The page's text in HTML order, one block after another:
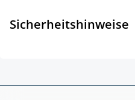
Sicherheitshinweise